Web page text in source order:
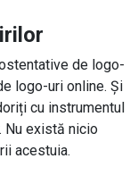
de logo-
logo-uri online. Și
cu instrumentul
Nu există nicio
acestuia.